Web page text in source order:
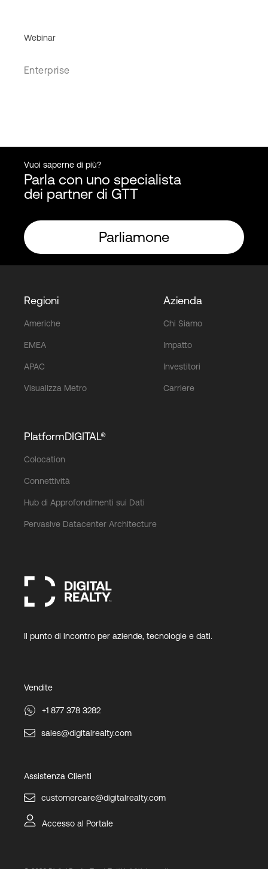
Webinar
Enterprise
Vuoi saperne di più?
Parla con uno specialista
dei partner di GTT
Parliamone
Regioni
Americhe
EMEA
APAC
Visualizza Metro
Azienda
Chi Siamo
Impatto
Investitori
Carriere
PlatformDIGITAL®
Colocation
Connettività
Hub di Approfondimenti sui Dati
Pervasive Datacenter Architecture
Il punto di incontro per aziende, tecnologie e dati.
Vendite
+1 877 378 3282
sales@digitalrealty.com
Assistenza Clienti
customercare@digitalrealty.com
Accesso al Portale